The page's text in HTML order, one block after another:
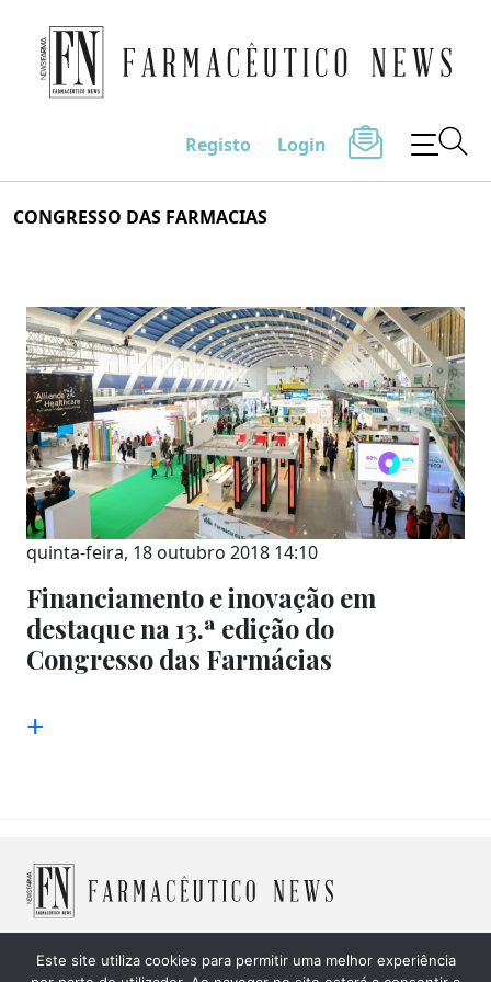
to
Farmacêutico News
Registo Login
CONGRESSO DAS FARMACIAS
quinta-feira, 18 outubro 2018 14:10
Financiamento e inovação em
destaque na 13.ª edição do
Congresso das Farmácias
+
Este site utiliza cookies para permitir uma melhor experiência